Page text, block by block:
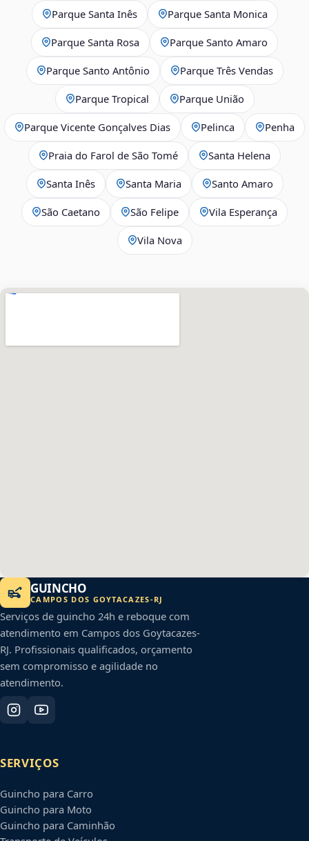
Parque Santa Inês Parque Santa Monica
Parque Santa Rosa Parque Santo Amaro
Parque Santo Antônio Parque Três Vendas
Parque Tropical Parque União
Parque Vicente Gonçalves Dias Pelinca Penha
Praia do Farol de São Tomé Santa Helena
Santa Inês Santa Maria Santo Amaro
São Caetano São Felipe Vila Esperança
Vila Nova
GUINCHO
CAMPOS DOS GOYTACAZES-RJ
Serviços de guincho 24h e reboque com
atendimento em Campos dos Goytacazes-
RJ. Profissionais qualificados, orçamento
sem compromisso e agilidade no
atendimento.
SERVIÇOS
Guincho para Carro
Guincho para Moto
Guincho para Caminhão